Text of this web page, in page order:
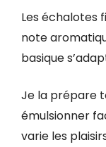
Les échalotes
note
basique
Je la prépare
émulsionner
varie les